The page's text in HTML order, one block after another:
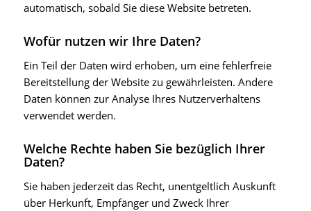
automatisch, sobald Sie diese Website betreten.
Wofür nutzen wir Ihre Daten?
Ein Teil der Daten wird erhoben, um eine fehlerfreie
Bereitstellung der Website zu gewährleisten. Andere
Daten können zur Analyse Ihres Nutzerverhaltens
verwendet werden.
Welche Rechte haben Sie bezüglich Ihrer
Daten?
Sie haben jederzeit das Recht, unentgeltlich Auskunft
über Herkunft, Empfänger und Zweck Ihrer